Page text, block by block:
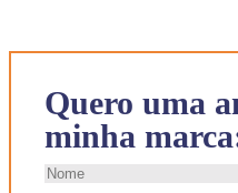
Quero uma
minha